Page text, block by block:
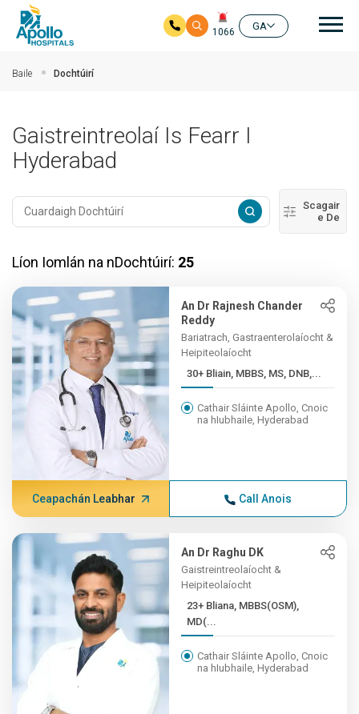
1066
GA
Baile Dochtúirí
Gaistreintreolaí Is Fearr I
Hyderabad
Scagair
e De
Líon Iomlán na nDochtúirí: 25
An Dr Rajnesh Chander
Reddy
Bariatrach, Gastraenterolaíocht &
Heipiteolaíocht
30+ Bliain, MBBS, MS, DNB,...
Cathair Sláinte Apollo, Cnoic
na hIubhaile, Hyderabad
Ceapachán Leabhar Call Anois
An Dr Raghu DK
Gaistreintreolaíocht &
Heipiteolaíocht
23+ Bliana, MBBS(OSM),
MD(...
Cathair Sláinte Apollo, Cnoic
na hIubhaile, Hyderabad